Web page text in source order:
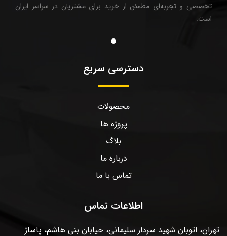
تخصصی و تجربه‌ای مطمئن از خرید برای مشتریان در سراسر ایران
است.
دسترسی سریع
محصولات
پروژه ها
بلاگ
درباره ما
تماس با ما
اطلاعات تماس
تهران، اتوبان شهید سردار سلیمانی، خیابان بنی هاشم، پاساژ